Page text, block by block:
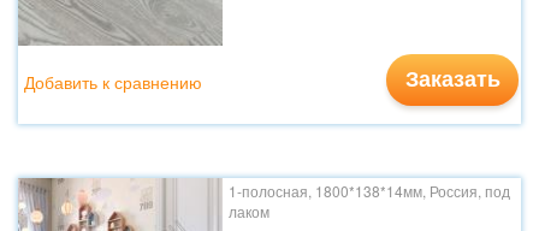
Заказать
Добавить к сравнению
1-полосная, 1800*138*14мм, Россия, под
лаком